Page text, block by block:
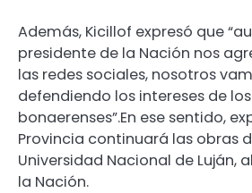
Además, Kicillof expresó que
presidente de la Nación nos
las redes sociales, nosotros
defendiendo los intereses de
bonaerenses”.En ese sentido,
Provincia continuará las obras
Universidad Nacional de Luján,
la Nación.